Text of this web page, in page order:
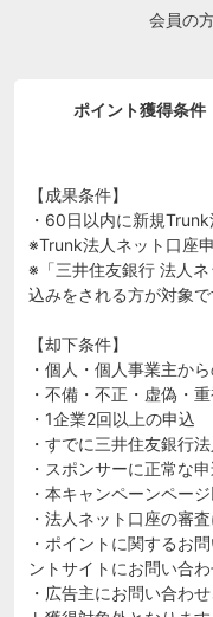
会員の
ポイント獲得条件
【成果条件】
・60日以内に新規
※Trunk法人ネット口座
※「三井住友銀行 法人
込みをされる方が対象で
【却下条件】
・個人・個人事業主か
・不備・不正・虚偽・
・1企業2回以上の申込
・すでに三井住友銀行
・スポンサーに正常な
・本キャンペーンペー
・法人ネット口座の審
・ポイントに関するお
ントサイトにお問い合わ
・広告主にお問い合わ